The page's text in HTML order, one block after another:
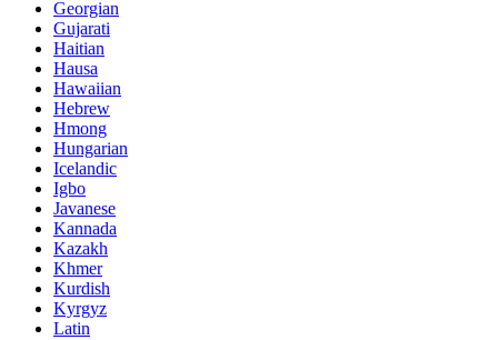
Georgian
Gujarati
Haitian
Hausa
Hawaiian
Hebrew
Hmong
Hungarian
Icelandic
Igbo
Javanese
Kannada
Kazakh
Khmer
Kurdish
Kyrgyz
Latin